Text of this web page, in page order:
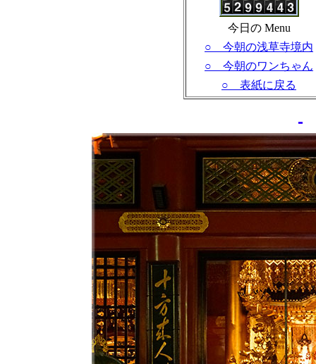
今日の Menu
○ 今朝の浅草寺境内
○ 今朝のワンちゃん
○ 表紙に戻る
-